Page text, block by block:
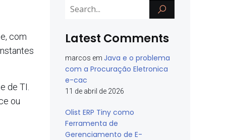
com
de TI.
ou
Latest Comments
marcos em Java e o problema
com a Procuração Eletronica
e-cac
11 de abril de 2026
Olist ERP Tiny como
Ferramenta de
Gerenciamento de E-